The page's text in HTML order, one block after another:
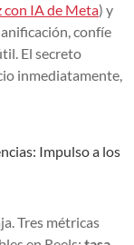
con IA de Meta) y
confíe
El secreto
inmediatamente,
Impulso a los
Tres métricas